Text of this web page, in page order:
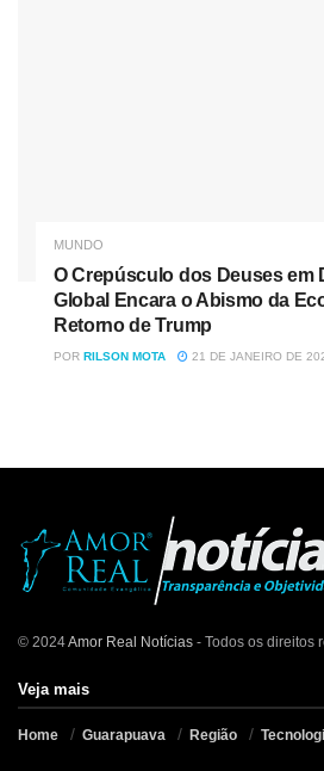
MUNDO
O Crepúsculo dos Deuses em
Global Encara o Abismo da
Retorno de Trump
POR RILSON MOTA 21 DE JANEIRO DE
© 2024Amor Real Notícias - Todos os direitos
Veja mais
Home Guarapuava Região